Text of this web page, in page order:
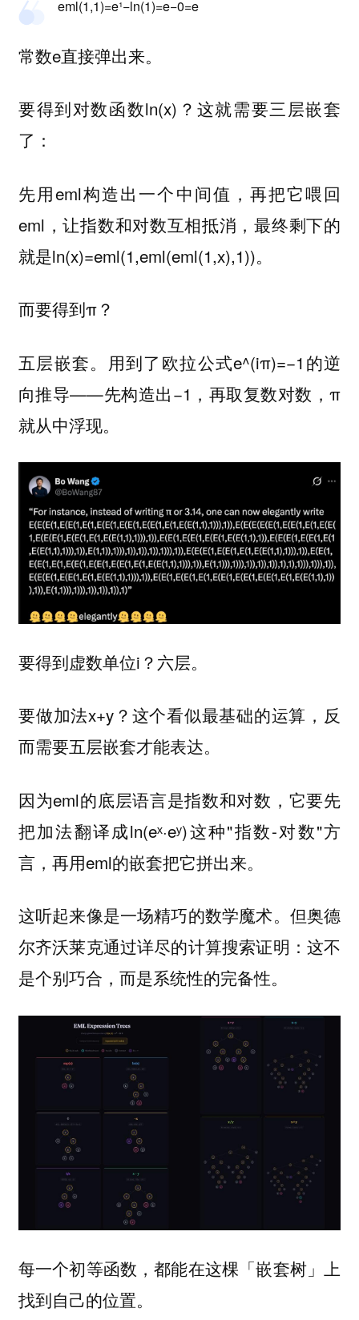
eml(1,1)=e¹−ln(1)=e−0=e
常数e直接弹出来。
要得到对数函数ln(x)？这就需要三层嵌套
了：
先用eml构造出一个中间值，再把它喂回
eml，让指数和对数互相抵消，最终剩下的
就是ln(x)=eml(1,eml(eml(1,x),1))。
而要得到π？
五层嵌套。用到了欧拉公式e^(iπ)=−1的逆
向推导——先构造出−1，再取复数对数，π
就从中浮现。
要得到虚数单位i？六层。
要做加法x+y？这个看似最基础的运算，反
而需要五层嵌套才能表达。
因为eml的底层语言是指数和对数，它要先
把加法翻译成ln(eˣ·eʸ)这种"指数-对数"方
言，再用eml的嵌套把它拼出来。
这听起来像是一场精巧的数学魔术。但奥德
尔齐沃莱克通过详尽的计算搜索证明：这不
是个别巧合，而是系统性的完备性。
每一个初等函数，都能在这棵「嵌套树」上
找到自己的位置。